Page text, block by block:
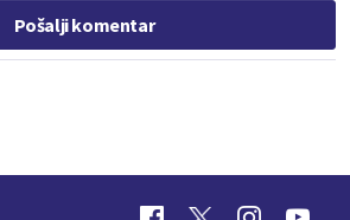
Pošalji komentar